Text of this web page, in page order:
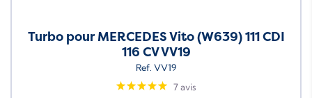
Turbo pour MERCEDES Vito (W639) 111 CDI
116 CV VV19
Ref. VV19
7 avis